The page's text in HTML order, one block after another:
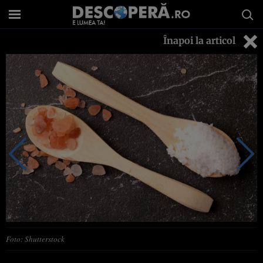
Înapoi la articol
Foto: Shutterstock